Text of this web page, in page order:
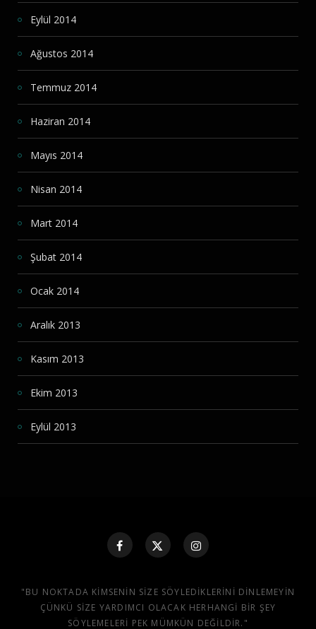
Eylül 2014
Ağustos 2014
Temmuz 2014
Haziran 2014
Mayıs 2014
Nisan 2014
Mart 2014
Şubat 2014
Ocak 2014
Aralık 2013
Kasım 2013
Ekim 2013
Eylül 2013
"BU NOKTADA KIMSENIN SIZE SÖYLEDIKLERINI DINLEMEYIN
ÇÜNKÜ SIZE YARDIMCI OLACAK HERHANGI BIR ŞEY
SÖYLEMELERI PEK MÜMKÜN DEĞILDIR."